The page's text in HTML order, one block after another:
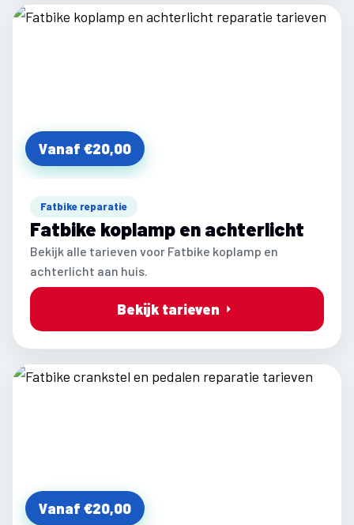
Vanaf €20,00
Fatbike reparatie
Fatbike koplamp en achterlicht
Bekijk alle tarieven voor Fatbike koplamp en
achterlicht aan huis.
Bekijk tarieven
Vanaf €20,00